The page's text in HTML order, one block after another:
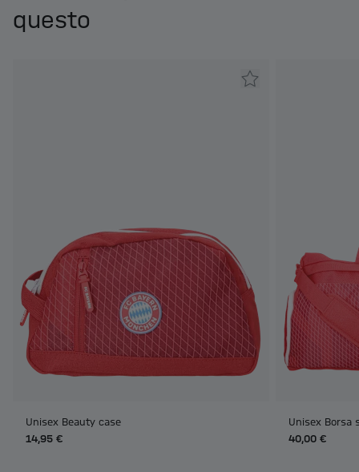
questo
Unisex Beauty case
14,95 €
Unisex Borsa
40,00 €